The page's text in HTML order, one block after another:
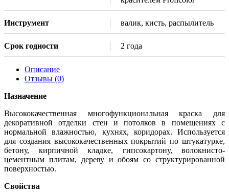
Инструмент валик, кисть, распылитель
Срок годности 2 года
Описание
Отзывы (0)
Назначение
Высококачественная многофункциональная краска для
декоративной отделки стен и потолков в помещениях с
нормальной влажностью, кухнях, коридорах. Используется
для создания высококачественных покрытий по штукатурке,
бетону, кирпичной кладке, гипсокартону, волокнисто-
цементным плитам, дереву и обоям со структурированной
поверхностью.
Свойства